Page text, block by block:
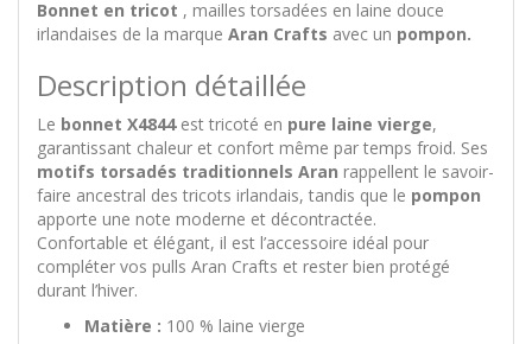
Bonnet en tricot , mailles torsadées en laine douce
irlandaises de la marque Aran Crafts avec un pompon.
Description détaillée
Le bonnet X4844est tricoté en pure laine vierge,
garantissant chaleur et confort même par temps froid. Ses
motifs torsadés traditionnels Aran rappellent le savoir-
faire ancestral des tricots irlandais, tandis que le pompon
apporte une note moderne et décontractée.
Confortable et élégant, il est l’accessoire idéal pour
compléter vos pulls Aran Crafts et rester bien protégé
durant l’hiver.
Matière : 100 % laine vierge